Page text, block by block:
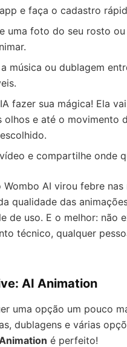
e faça o cadastro
uma foto do seu rosto
música ou dublagem
fazer sua mágica! Ela
olhos e até o movimento
e compartilhe onde
Wombo AI virou febre nas
qualidade das
de uso. E o melhor: não
técnico, qualquer
AI Animation
uma opção um pouco
dublagens e várias
é perfeito!